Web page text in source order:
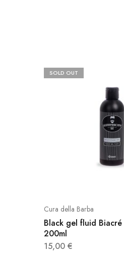
SOLD OUT
Cura della Barba
Black gel fluid
200ml
15,00 €